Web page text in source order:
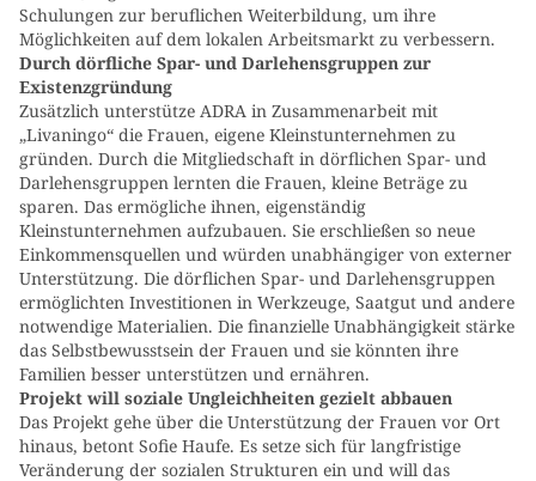
Schulungen zur beruflichen Weiterbildung, um ihre
Möglichkeiten auf dem lokalen Arbeitsmarkt zu verbessern.
Durch dörfliche Spar- und Darlehensgruppen zur
Existenzgründung
Zusätzlich unterstütze ADRA in Zusammenarbeit mit
„Livaningo“ die Frauen, eigene Kleinstunternehmen zu
gründen. Durch die Mitgliedschaft in dörflichen Spar- und
Darlehensgruppen lernten die Frauen, kleine Beträge zu
sparen. Das ermögliche ihnen, eigenständig
Kleinstunternehmen aufzubauen. Sie erschließen so neue
Einkommensquellen und würden unabhängiger von externer
Unterstützung. Die dörflichen Spar- und Darlehensgruppen
ermöglichten Investitionen in Werkzeuge, Saatgut und andere
notwendige Materialien. Die finanzielle Unabhängigkeit stärke
das Selbstbewusstsein der Frauen und sie könnten ihre
Familien besser unterstützen und ernähren.
Projekt will soziale Ungleichheiten gezielt abbauen
Das Projekt gehe über die Unterstützung der Frauen vor Ort
hinaus, betont Sofie Haufe. Es setze sich für langfristige
Veränderung der sozialen Strukturen ein und will das